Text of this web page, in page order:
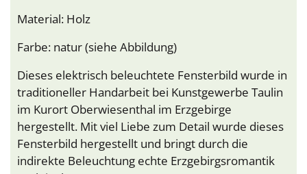
Material: Holz
Farbe: natur (siehe Abbildung)
Dieses elektrisch beleuchtete Fensterbild wurde in
traditioneller Handarbeit bei Kunstgewerbe Taulin
im Kurort Oberwiesenthal im Erzgebirge
hergestellt. Mit viel Liebe zum Detail wurde dieses
Fensterbild hergestellt und bringt durch die
indirekte Beleuchtung echte Erzgebirgsromantik